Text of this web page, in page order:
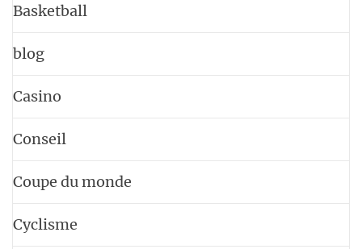
Basketball
blog
Casino
Conseil
Coupe du monde
Cyclisme